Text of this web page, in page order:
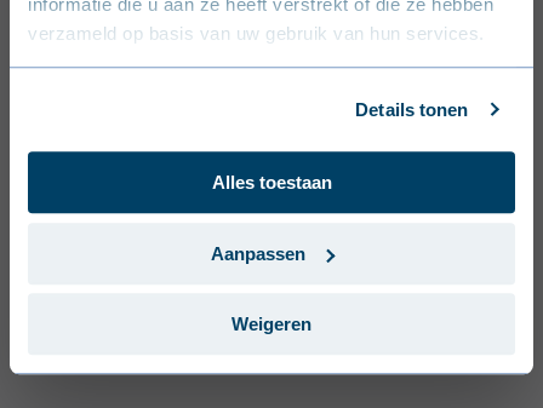
verzameld op basis van uw gebruik van hun services.
Details tonen
Alles toestaan
Aanpassen
Weigeren
Deutsch (Deutschland)
Svenska (Sverige)
Português (Portugal)